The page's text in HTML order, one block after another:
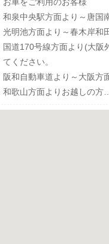
お車をご利用のお客様
和泉中央駅方面より～唐国
光明池方面より～春木岸和
国道170号線方面より(大阪
てください。
阪和自動車道より～大阪方
和歌山方面よりお越しの方